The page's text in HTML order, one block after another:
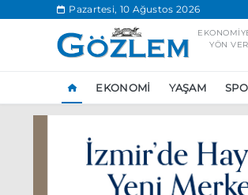
Pazartesi, 10 Ağustos 2026
YÖN
EKONOMI YAŞAM